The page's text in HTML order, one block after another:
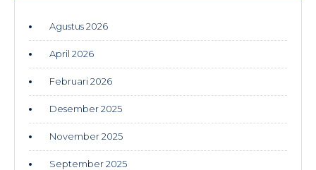
Agustus 2026
April 2026
Februari 2026
Desember 2025
November 2025
September 2025